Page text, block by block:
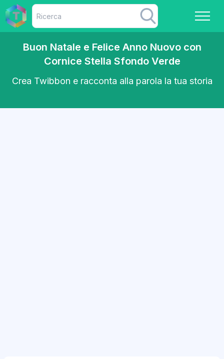
Buon Natale e Felice Anno Nuovo con
Cornice Stella Sfondo Verde
Crea Twibbon e racconta alla parola la tua storia